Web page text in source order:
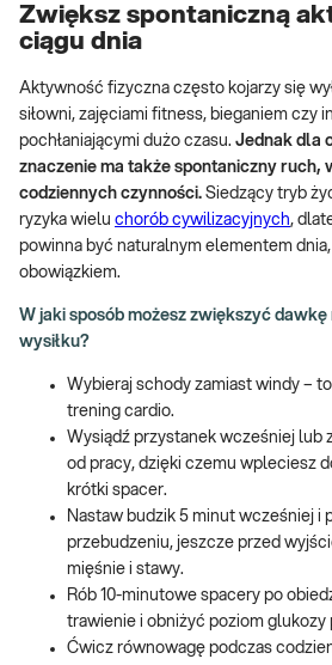
Zwiększ spontaniczną
ciągu dnia
Aktywność fizyczna często kojarzy się
siłowni, zajęciami fitness, bieganiem czy
pochłaniającymi dużo czasu. Jednak dla
znaczenie ma także spontaniczny ruch,
codziennych czynności. Siedzący tryb
ryzyka wielu chorób cywilizacyjnych,
powinna być naturalnym elementem
obowiązkiem.
W jaki sposób możesz zwiększyć
wysiłku?
Wybieraj schody zamiast windy –
trening cardio.
Wysiądź przystanek wcześniej lub
od pracy, dzięki czemu wpleciesz
krótki spacer.
Nastaw budzik 5 minut wcześniej i
przebudzeniu, jeszcze przed
mięśnie i stawy.
Rób 10-minutowe spacery po
trawienie i obniżyć poziom glukozy
Ćwicz równowagę podczas